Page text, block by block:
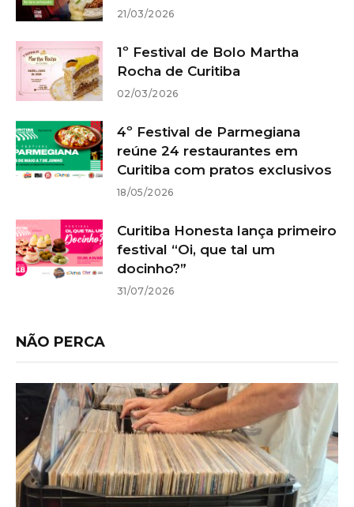
21/03/2026
1º Festival de Bolo Martha
Rocha de Curitiba
02/03/2026
4º Festival de Parmegiana
reúne 24 restaurantes em
Curitiba com pratos exclusivos
18/05/2026
Curitiba Honesta lança primeiro
festival “Oi, que tal um
docinho?”
31/07/2026
NÃO PERCA